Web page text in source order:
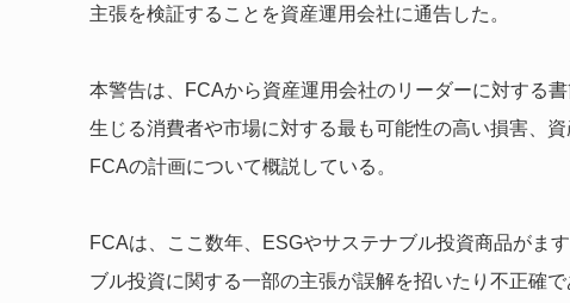
主張を検証することを資産運用会社に通告した。
本警告は、FCAから資産運用会社のリーダーに対する
生じる消費者や市場に対する最も可能性の高い損害、
FCAの計画について概説している。
FCAは、ここ数年、ESGやサステナブル投資商品がま
ブル投資に関する一部の主張が誤解を招いたり不正確